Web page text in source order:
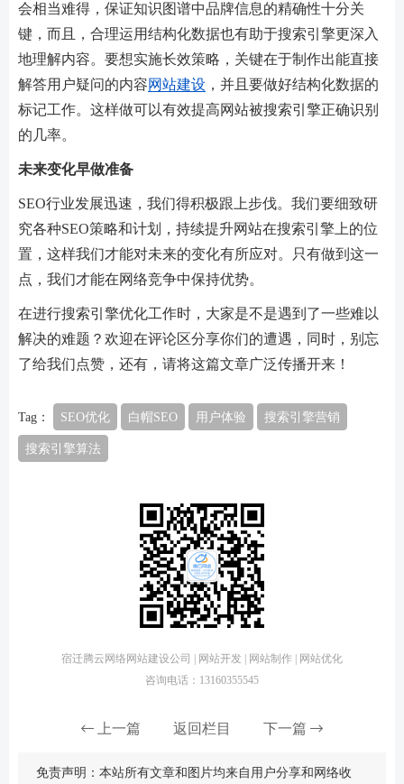
会相当难得，保证知识图谱中品牌信息的精确性十分关
键，而且，合理运用结构化数据也有助于搜索引擎更深入
地理解内容。要想实施长效策略，关键在于制作出能直接
解答用户疑问的内容网站建设 ，并且要做好结构化数据的
标记工作。这样做可以有效提高网站被搜索引擎正确识别
的几率。
未来变化早做准备
SEO行业发展迅速，我们得积极跟上步伐。我们要细致研
究各种SEO策略和计划，持续提升网站在搜索引擎上的位
置，这样我们才能对未来的变化有所应对。只有做到这一
点，我们才能在网络竞争中保持优势。
在进行搜索引擎优化工作时，大家是不是遇到了一些难以
解决的难题？欢迎在评论区分享你们的遭遇，同时，别忘
了给我们点赞，还有，请将这篇文章广泛传播开来！
Tag： SEO优化 白帽SEO 用户体验 搜索引擎营销
搜索引擎算法
宿迁腾云网络网站建设公司 | 网站开发 | 网站制作 | 网站优化
咨询电话：13160355545
上一篇 返回栏目 下一篇
免责声明：本站所有文章和图片均来自用户分享和网络收